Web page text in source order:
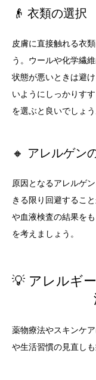
👴 衣類の選択
皮膚に直接触れる衣
う。ウールや化学繊
状態が悪いときは避
いようにしっかりす
を選ぶと良いでしょう
🔸 アレルゲン
原因となるアレルゲ
きる限り回避するこ
や血液検査の結果を
を考えましょう。
💡 アレルギ
薬物療法やスキンケ
や生活習慣の見直し